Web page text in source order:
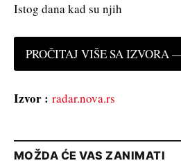
Istog dana kad su njih
PROČITAJ VIŠE SA IZVORA
Izvor : radar.nova.rs
MOŽDA ĆE VAS ZANIMATI